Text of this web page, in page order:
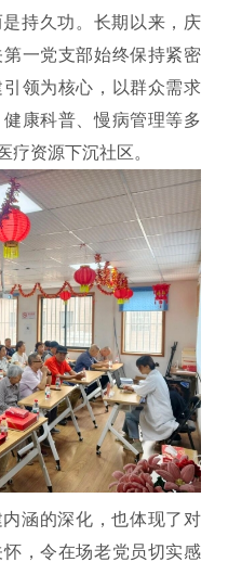
持久功。长期以来，庆
一党支部始终保持紧密
领为核心，以群众需求
康科普、慢病管理等多
疗资源下沉社区。
涵的深化，也体现了对
，令在场老党员切实感